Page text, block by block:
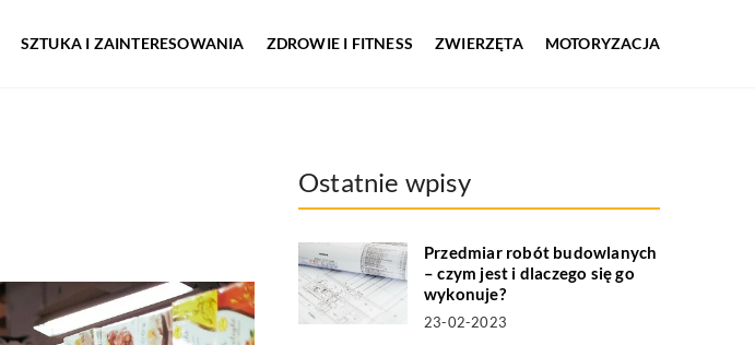
SZTUKA I ZAINTERESOWANIA ZDROWIE I FITNESS ZWIERZĘTA MOTORYZACJA
Ostatnie wpisy
Przedmiar robót budowlanych
– czym jest i dlaczego się go
wykonuje?
23-02-2023